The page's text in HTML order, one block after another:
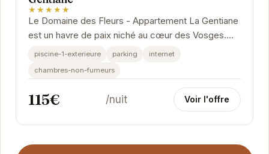
★★★★★
Le Domaine des Fleurs - Appartement La Gentiane
est un havre de paix niché au cœur des Vosges.
Offrant un cadre idyllique pour des vacances...
piscine-1-exterieure parking
internet
chambres-non-fumeurs
115€ /nuit Voir l'offre